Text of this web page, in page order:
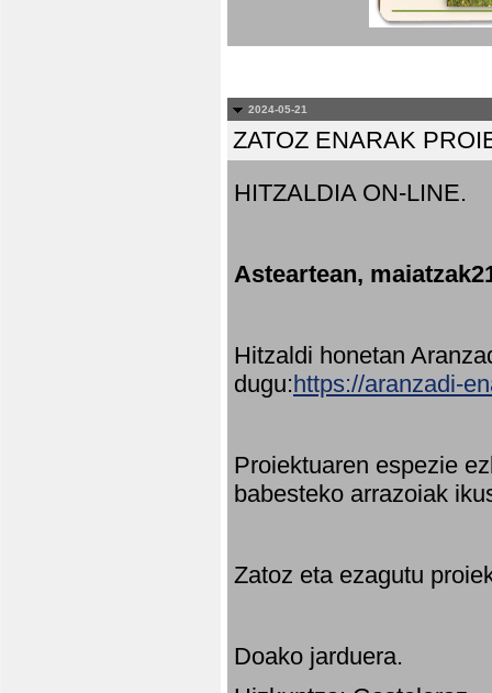
2024-05-21
ZATOZ ENARAK
HITZALDIA ON-LINE.
Asteartean,
Hitzaldi honetan
dugu:https://aranzadi-
Proiektuaren espezie
babesteko arrazoiak
Zatoz eta ezagutu
Doako jarduera.